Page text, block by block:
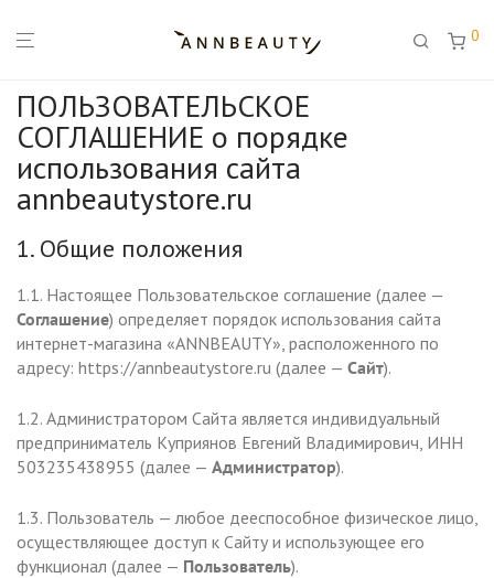
0
ПОЛЬЗОВАТЕЛЬСКОЕ
СОГЛАШЕНИЕ о порядке
использования сайта
annbeautystore.ru
1. Общие положения
1.1. Настоящее Пользовательское соглашение (далее —
Соглашение) определяет порядок использования сайта
интернет-магазина «ANNBEAUTY», расположенного по
адресу: https://annbeautystore.ru (далее — Сайт).
1.2. Администратором Сайта является индивидуальный
предприниматель Куприянов Евгений Владимирович, ИНН
503235438955 (далее — Администратор).
1.3. Пользователь — любое дееспособное физическое лицо,
осуществляющее доступ к Сайту и использующее его
функционал (далее — Пользователь).